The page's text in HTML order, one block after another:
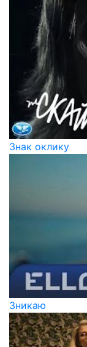
Знак оклику
Зникаю